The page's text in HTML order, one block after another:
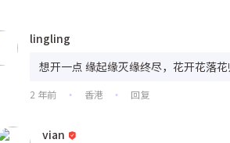
lingling
想开一点 缘起缘灭缘终尽，花开花落
2 年前 • 香港 • 回复
vian